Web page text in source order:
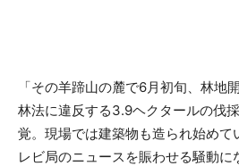
「その羊蹄山の麓で6月初旬、林地
林法に違反する3.9ヘクタールの伐
覚。現場では建築物も造られ始めて
レビ局のニュースを賑わせる騒動